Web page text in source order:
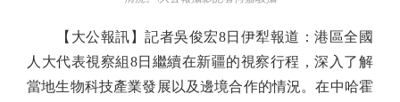
【大公報訊】記者吳俊宏8日伊犁報道：港區全國
人大代表視察組8日繼續在新疆的視察行程，深入了解
當地生物科技產業發展以及邊境合作的情況。在中哈霍